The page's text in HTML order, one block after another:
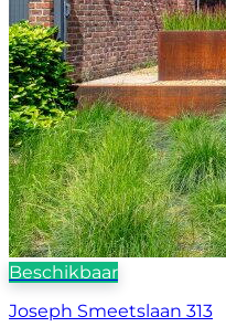
Beschikbaar
Joseph Smeetslaan 313